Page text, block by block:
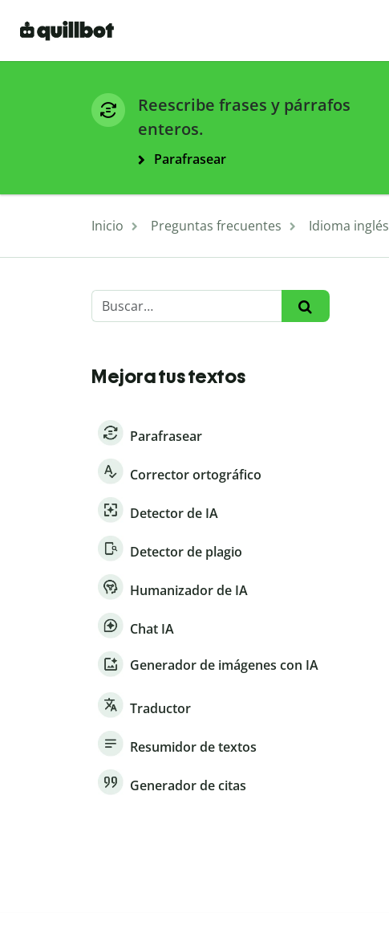
Reescribe frases y párrafos
enteros.
Parafrasear
Inicio Preguntas frecuentes Idioma inglés
Mejora tus textos
Parafrasear
Corrector ortográfico
Detector de IA
Detector de plagio
Humanizador de IA
Chat IA
Generador de imágenes con IA
Traductor
Resumidor de textos
Generador de citas